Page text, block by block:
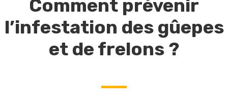
Comment prévenir
l’infestation des gûepes
et de frelons ?